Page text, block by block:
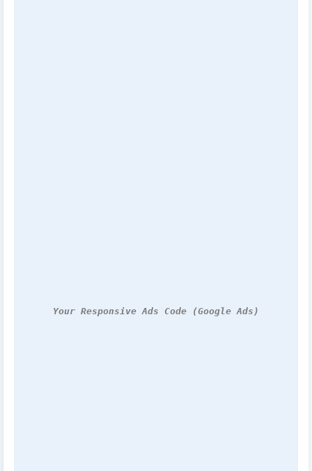
Your Responsive Ads Code (Google Ads)